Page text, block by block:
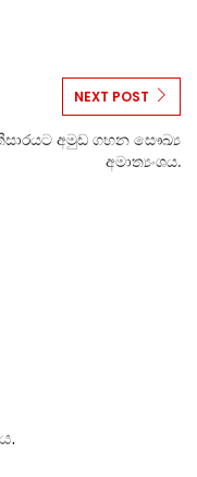
NEXT POST
අමුඩ ගහන සෞඛ්‍ය
අමාත්‍යංශය.
.